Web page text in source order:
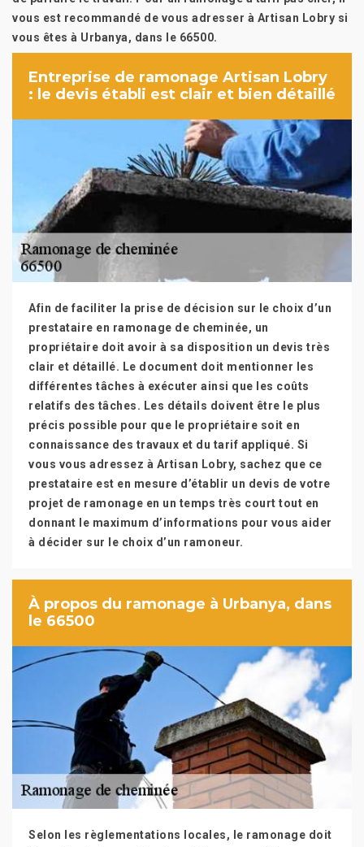
vous est recommandé de vous adresser à Artisan Lobry si
vous êtes à Urbanya, dans le 66500.
Entreprise de ramonage Artisan Lobry
: le devis établi est clair et bien détaillé
Afin de faciliter la prise de décision sur le choix d’un
prestataire en ramonage de cheminée, un
propriétaire doit avoir à sa disposition un devis très
clair et détaillé. Le document doit mentionner les
différentes tâches à exécuter ainsi que les coûts
relatifs des tâches. Les détails doivent être le plus
précis possible pour que le propriétaire soit en
connaissance des travaux et du tarif appliqué. Si
vous vous adressez à Artisan Lobry, sachez que ce
prestataire est en mesure d’établir un devis de votre
projet de ramonage en un temps très court tout en
donnant le maximum d’informations pour vous aider
à décider sur le choix d’un ramoneur.
À propos du ramonage à Urbanya, dans
le 66500
Selon les règlementations locales, le ramonage doit